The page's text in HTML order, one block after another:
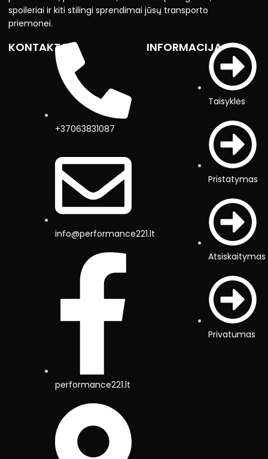
spoileriai ir kiti stilingi sprendimai jūsų transporto
priemonei.
KONTAKTAI
+37063831087
info@performance221.lt
performance221.lt
INFORMACIJA
Taisyklės
Pristatymas
Atsiskaitymas
Privatumas